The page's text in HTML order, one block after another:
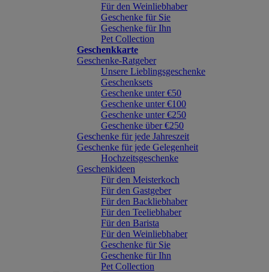
Für den Weinliebhaber
Geschenke für Sie
Geschenke für Ihn
Pet Collection
Geschenkkarte
Geschenke-Ratgeber
Unsere Lieblingsgeschenke
Geschenksets
Geschenke unter €50
Geschenke unter €100
Geschenke unter €250
Geschenke über €250
Geschenke für jede Jahreszeit
Geschenke für jede Gelegenheit
Hochzeitsgeschenke
Geschenkideen
Für den Meisterkoch
Für den Gastgeber
Für den Backliebhaber
Für den Teeliebhaber
Für den Barista
Für den Weinliebhaber
Geschenke für Sie
Geschenke für Ihn
Pet Collection